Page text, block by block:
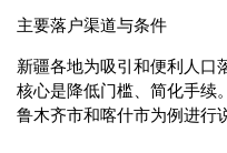
主要落户渠道与条件
新疆各地为吸引和便利人口
核心是降低门槛、简化手续
鲁木齐市和喀什市为例进行